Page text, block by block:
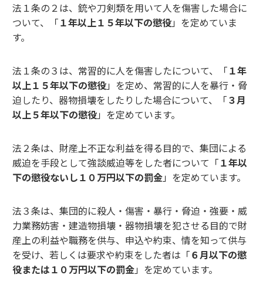
法１条の２は、銃や刀剣類を用いて人を傷害した場合に
ついて、「１年以上１５年以下の懲役」を定めていま
す。
法１条の３は、常習的に人を傷害したについて、「１年
以上１５年以下の懲役」を定め、常習的に人を暴行・脅
迫したり、器物損壊をしたりした場合について、「３月
以上５年以下の懲役」を定めています。
法２条は、財産上不正な利益を得る目的で、集団による
威迫を手段として強談威迫等をした者について「１年以
下の懲役ないし１０万円以下の罰金」を定めています。
法３条は、集団的に殺人・傷害・暴行・脅迫・強要・威
力業務妨害・建造物損壊・器物損壊を犯させる目的で財
産上の利益や職務を供与、申込や約束、情を知って供与
を受け、若しくは要求や約束をした者は「６月以下の懲
役または１０万円以下の罰金」を定めています。